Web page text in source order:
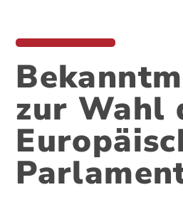
zur Wahl